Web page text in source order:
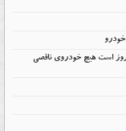
درصدی خودروهای ناقص شرکت سایپا / بیش از ۴۰ روز است هیچ خودروی ناقصی